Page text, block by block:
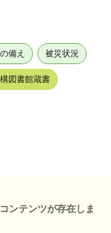
備え 被災状況
図書館蔵書
ンテンツが存在しま